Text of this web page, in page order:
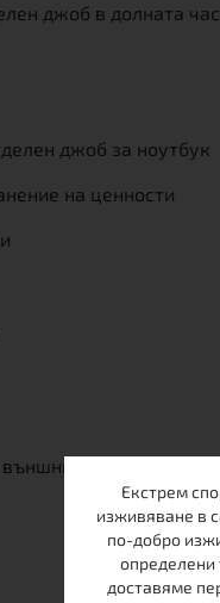
джоб в долната
джоб за ноутбук
на ценности
джоба
Екстрем
изживяване в
по-добро
определени
доставяме